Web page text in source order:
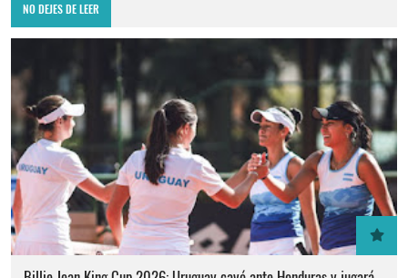
NO DEJES DE LEER